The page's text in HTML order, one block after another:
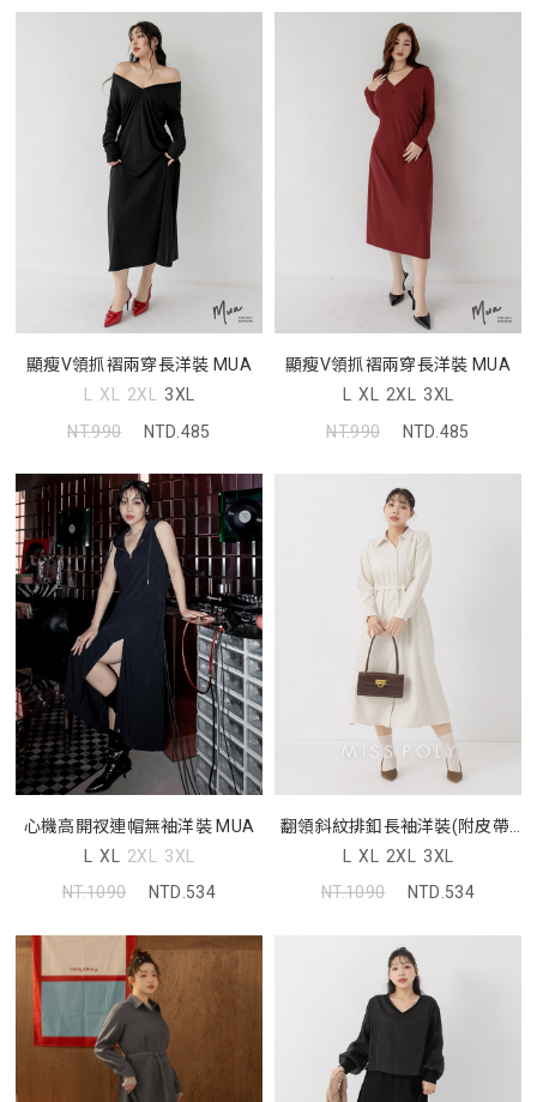
顯瘦V領抓褶兩穿長洋裝 MUA
L XL 2XL 3XL
NT.990
NTD.485
顯瘦V領抓褶兩穿長洋裝 MUA
L XL 2XL 3XL
NT.990
NTD.485
心機高開衩連帽無袖洋裝 MUA
L XL 2XL 3XL
NT.1090
NTD.534
翻領斜紋排釦長袖洋裝(附皮帶)
MISS
L XL 2XL 3XL
NT.1090
NTD.534